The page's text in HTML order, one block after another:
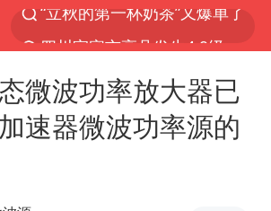
四川宜宾市高县发生4.9级地震
泰国校园枪击案死亡人数升至7人
佛山通报笔试前13被淘汰后5名进体检
微波功率放大器已
速器微波功率源的